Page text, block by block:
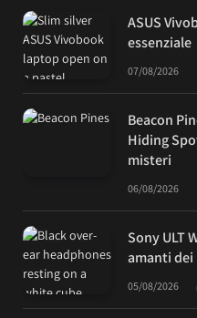
ASUS
essenziale
07/08/2026
Beacon
Hiding
misteri
06/08/2026
Sony ULT
amanti
05/08/2026